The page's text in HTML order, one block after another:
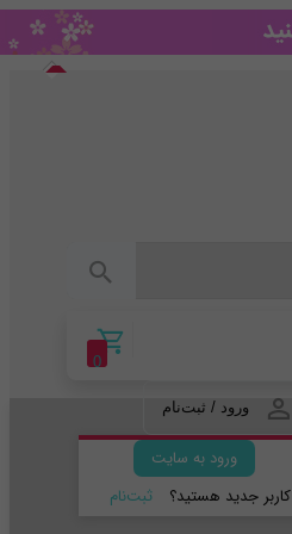
0
ورود / ثبت‌نام
ورود به سایت
کاربر جدید هستید؟
ثبت‌نام